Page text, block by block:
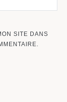
SITE DANS